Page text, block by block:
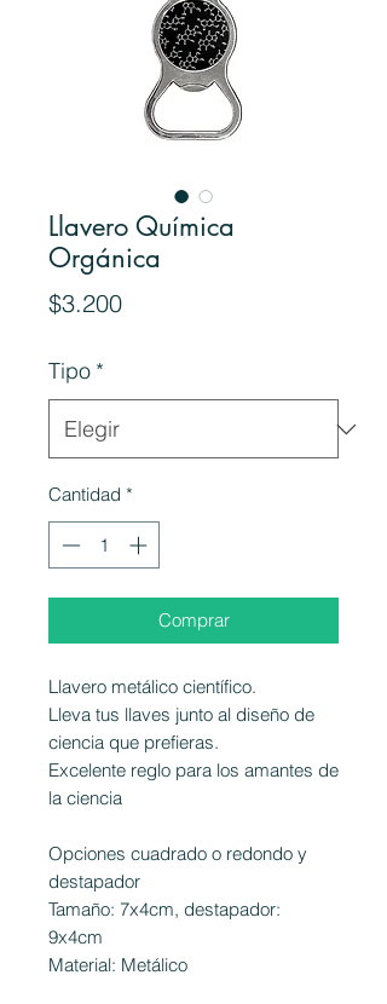
Llavero Química
Orgánica
$3.200Precio
Tipo *
Cantidad *
Comprar
Llavero metálico científico.
Lleva tus llaves junto al diseño de
ciencia que prefieras.
Excelente reglo para los amantes de
la ciencia
Opciones cuadrado o redondo y
destapador
Tamaño: 7x4cm, destapador:
9x4cm
Material: Metálico